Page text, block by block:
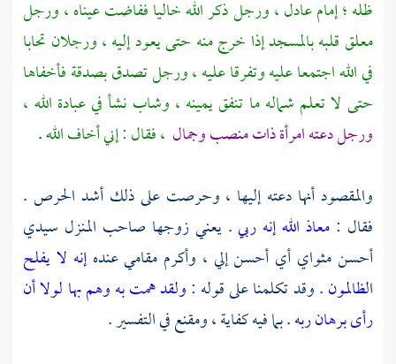
ظله ؛ إمام عادل ، ورجل ذكر الله خاليا ففاضت عيناه ، ورجل
معلق قلبه بالمسجد إذا خرج منه حتى يعود إليه ، ورجلان تحابا
في الله اجتمعا عليه وتفرقا عليه ، ورجل تصدق بصدقة فأخفاها
حتى لا تعلم شماله ما تنفق يمينه ، وشاب نشأ في عبادة الله ،
ورجل دعته امرأة ذات منصب وجمال ، فقال : إني أخاف الله.
والمقصود أنها دعته إليها ، وحرصت على ذلك أشد الحرص .
فقال : معاذ الله إنه ربي. يعني زوجها صاحب المنزل سيدي
أحسن مثواي أي أحسن إلي ، وأكرم مقامي عندهإنه لا يفلح
الظالمون. وقد تكلمنا على قوله :ولقد همت به وهم بها لولا أن
رأى برهان ربه. بما فيه كفاية ، ومقنع في التفسير .